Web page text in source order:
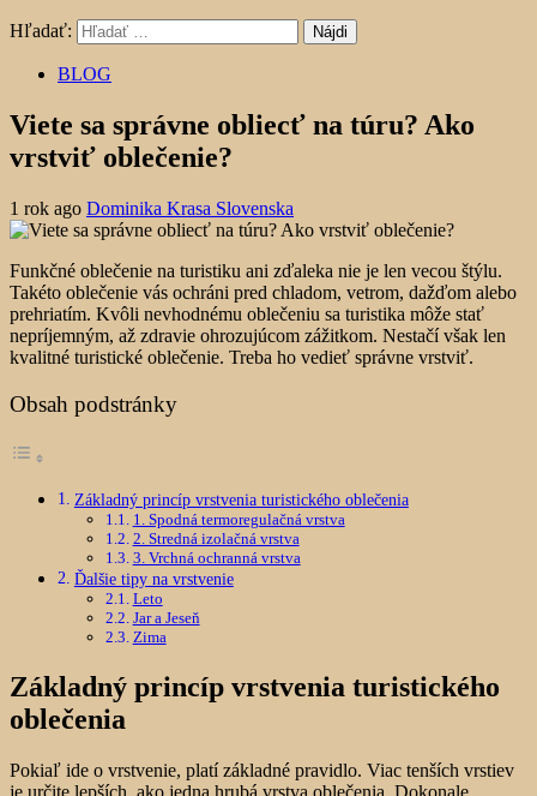
Hľadať:
BLOG
Viete sa správne obliecť na túru? Ako
vrstviť oblečenie?
1 rok ago Dominika Krasa Slovenska
Funkčné oblečenie na turistiku ani zďaleka nie je len vecou štýlu.
Takéto oblečenie vás ochráni pred chladom, vetrom, dažďom alebo
prehriatím. Kvôli nevhodnému oblečeniu sa turistika môže stať
nepríjemným, až zdravie ohrozujúcom zážitkom. Nestačí však len
kvalitné turistické oblečenie. Treba ho vedieť správne vrstviť.
Obsah podstránky
Základný princíp vrstvenia turistického oblečenia
1. Spodná termoregulačná vrstva
2. Stredná izolačná vrstva
3. Vrchná ochranná vrstva
Ďalšie tipy na vrstvenie
Leto
Jar a Jeseň
Zima
Základný princíp vrstvenia turistického
oblečenia
Pokiaľ ide o vrstvenie, platí základné pravidlo. Viac tenších vrstiev
je určite lepších, ako jedna hrubá vrstva oblečenia. Dokonale